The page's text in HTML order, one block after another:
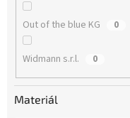
Out of the blue KG 0
Widmann s.r.l. 0
Materiál